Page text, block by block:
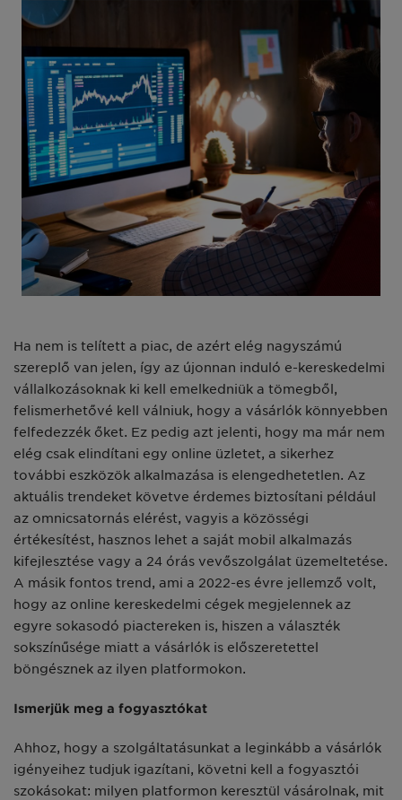
Ha nem is telített a piac, de azért elég nagyszámú
szereplő van jelen, így az újonnan induló e-kereskedelmi
vállalkozásoknak ki kell emelkedniük a tömegből,
felismerhetővé kell válniuk, hogy a vásárlók könnyebben
felfedezzék őket. Ez pedig azt jelenti, hogy ma már nem
elég csak elindítani egy online üzletet, a sikerhez
további eszközök alkalmazása is elengedhetetlen. Az
aktuális trendeket követve érdemes biztosítani például
az omnicsatornás elérést, vagyis a közösségi
értékesítést, hasznos lehet a saját mobil alkalmazás
kifejlesztése vagy a 24 órás vevőszolgálat üzemeltetése.
A másik fontos trend, ami a 2022-es évre jellemző volt,
hogy az online kereskedelmi cégek megjelennek az
egyre sokasodó piactereken is, hiszen a választék
sokszínűsége miatt a vásárlók is előszeretettel
böngésznek az ilyen platformokon.
Ismerjük meg a fogyasztókat
Ahhoz, hogy a szolgáltatásunkat a leginkább a vásárlók
igényeihez tudjuk igazítani, követni kell a fogyasztói
szokásokat: milyen platformon keresztül vásárolnak, mit